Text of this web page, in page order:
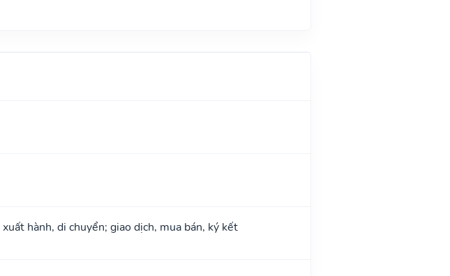
hành, di chuyển; giao dịch, mua bán, ký kết